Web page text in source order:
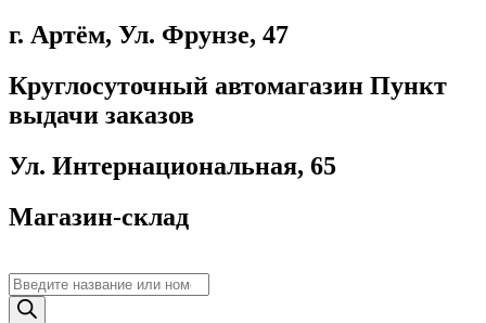
г. Артём, ​Ул. Фрунзе, 47
Круглосуточный автомагазин Пункт
выдачи заказов
Ул. Интернациональная, 65
Магазин-склад
Поиск
товаров